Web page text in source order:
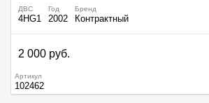
ДВС
4HG1
Год
2002
Бренд
Контрактный
2 000 руб.
Артикул
102462